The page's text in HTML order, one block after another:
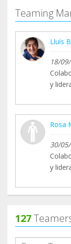
los niños/
Gracias de
proyecto.
Teaming
Lluís
18/
y
Rosa
30/
y
127